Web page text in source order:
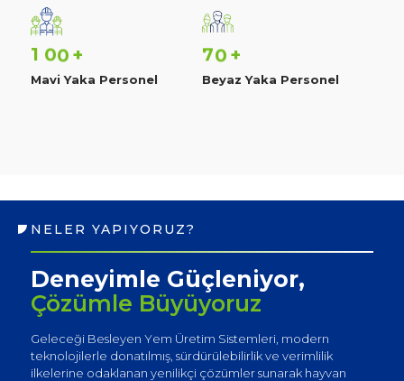
1 00 +
Mavi Yaka Personel
70 +
Beyaz Yaka Personel
NELER YAPIYORUZ?
Deneyimle Güçleniyor,
Çözümle Büyüyoruz
Geleceği Besleyen Yem Üretim Sistemleri, modern
teknolojilerle donatılmış, sürdürülebilirlik ve verimlilik
ilkelerine odaklanan yenilikçi çözümler sunarak hayvan